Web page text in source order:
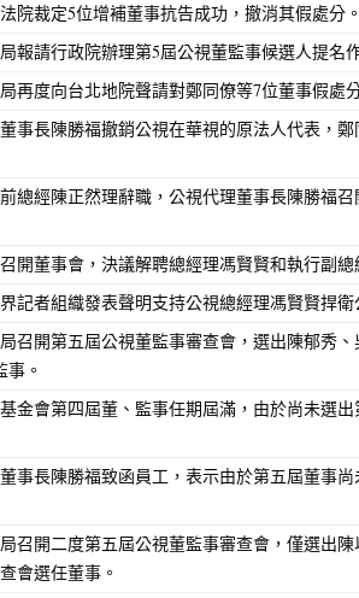
院裁定5位增補董事抗告成功，撤消其假處分。
報請行政院辦理第5屆公視董監事候選人提名
再度向台北地院聲請對鄭同僚等7位董事假處
事長陳勝福撤銷公視在華視的原法人代表，
總經陳正然理辭職，公視代理董事長陳勝福
開董事會，決議解聘總經理馮賢賢和執行副總
記者組織發表聲明支持公視總經理馮賢賢捍衛
召開第五屆公視董監事審查會，選出陳郁秀
。
金會第四屆董、監事任期屆滿，由於尚未選
事長陳勝福致函員工，表示由於第五屆董事
召開二度第五屆公視董監事審查會，僅選出
會選任董事。